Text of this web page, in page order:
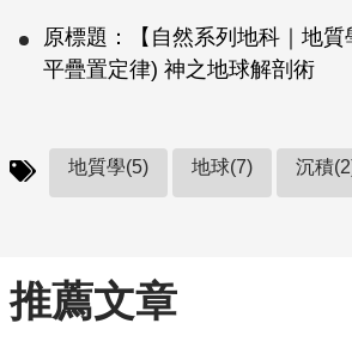
原標題：【自然系列地科｜地
平疊置定律) 神之地球解剖術
地質學(5) 地球(7) 沉積
推薦文章